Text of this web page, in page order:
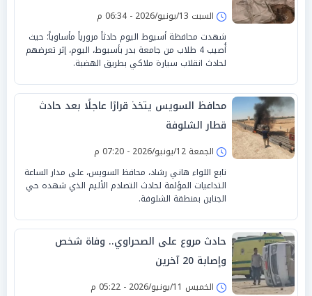
السبت 13/يونيو/2026 - 06:34 م
شهدت محافظة أسيوط اليوم حادثاً مرورياً مأساوياً؛ حيث
أُصيب 4 طلاب من جامعة بدر بأسيوط، اليوم، إثر تعرضهم
لحادث انقلاب سيارة ملاكي بطريق الهضبة.
محافظ السويس يتخذ قرارًا عاجلًا بعد حادث
قطار الشلوفة
الجمعة 12/يونيو/2026 - 07:20 م
تابع اللواء هاني رشاد، محافظ السويس، على مدار الساعة
التداعيات المؤلمة لحادث التصادم الأليم الذي شهده حي
الجناين بمنطقة الشلوفة.
حادث مروع على الصحراوي.. وفاة شخص
وإصابة 20 آخرين
الخميس 11/يونيو/2026 - 05:22 م